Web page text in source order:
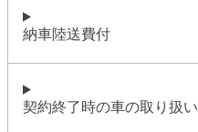
納車陸送費付
契約終了時の車の取り扱い